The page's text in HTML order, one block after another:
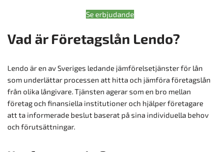
Se erbjudande
Vad är Företagslån Lendo?
Lendo är en av Sveriges ledande jämförelsetjänster för lån
som underlättar processen att hitta och jämföra företagslån
från olika långivare. Tjänsten agerar som en bro mellan
företag och finansiella institutioner och hjälper företagare
att ta informerade beslut baserat på sina individuella behov
och förutsättningar.